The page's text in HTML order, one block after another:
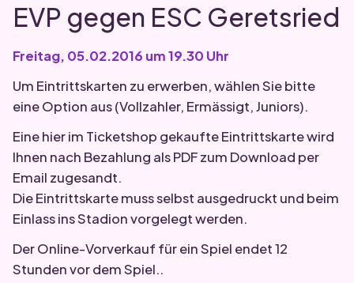
EVP gegen ESC Geretsried
Freitag, 05.02.2016 um 19.30 Uhr
Um Eintrittskarten zu erwerben, wählen Sie bitte
eine Option aus (Vollzahler, Ermässigt, Juniors).
Eine hier im Ticketshop gekaufte Eintrittskarte wird
Ihnen nach Bezahlung als PDF zum Download per
Email zugesandt.
Die Eintrittskarte muss selbst ausgedruckt und beim
Einlass ins Stadion vorgelegt werden.
Der Online-Vorverkauf für ein Spiel endet 12
Stunden vor dem Spiel..